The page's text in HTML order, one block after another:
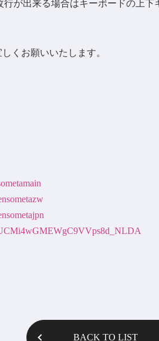
が出来る場合はキーボードの上
くお願いいたします。
BACK TO LIST